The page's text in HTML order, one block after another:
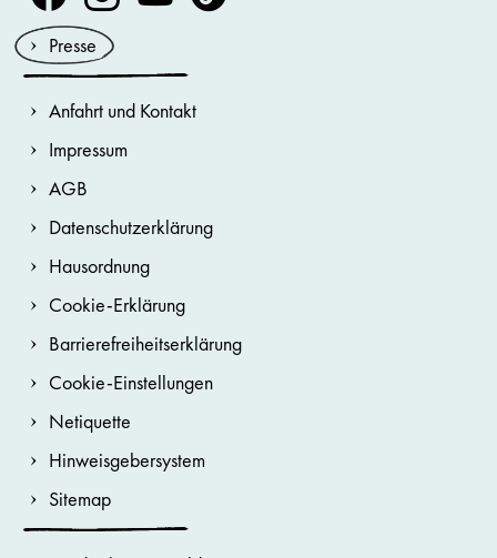
Presse
Anfahrt und Kontakt
Impressum
AGB
Datenschutzerklärung
Hausordnung
Cookie-Erklärung
Barrierefreiheitserklärung
Cookie-Einstellungen
Netiquette
Hinweisgebersystem
Sitemap